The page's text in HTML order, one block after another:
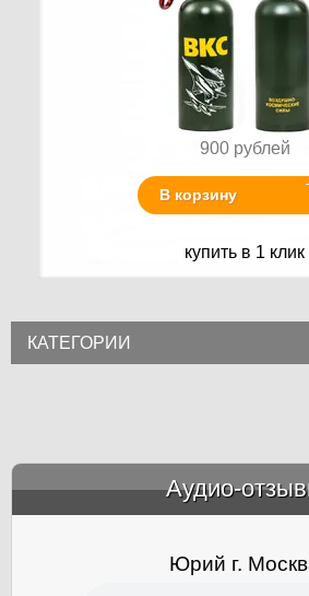
900 рублей
В корзину
купить в 1 клик
КАТЕГОРИИ
Аудио-
Юрий г.